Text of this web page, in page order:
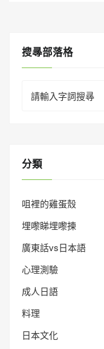
搜㝷部落格
for:
分類
咀裡的雞蛋殼
埋嚟睇埋嚟揀
廣東話vs日本語
心理測驗
成人日語
料理
日本文化